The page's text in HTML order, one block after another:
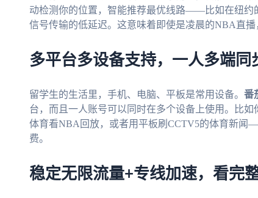
动检测你的位置，智能推荐最优线路——比如在纽约
信号传输的低延迟。这意味着即使是凌晨的NBA直播
多平台多设备支持，一人多端同
留学生的生活里，手机、电脑、平板是常用设备。 番
台，而且一人账号可以同时在多个设备上使用。比
体育看NBA回放，或者用平板刷CCTV5的体育新
费。
稳定无限流量+专线加速，看完